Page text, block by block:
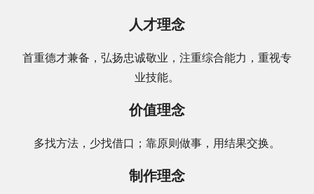
人才理念
首重德才兼备，弘扬忠诚敬业，注重综合能力，重视专
业技能。
价值理念
多找方法，少找借口；靠原则做事，用结果交换。
制作理念